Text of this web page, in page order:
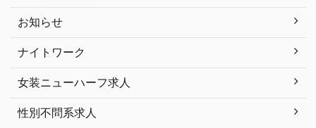
お知らせ
ナイトワーク
女装ニューハーフ求人
性別不問系求人